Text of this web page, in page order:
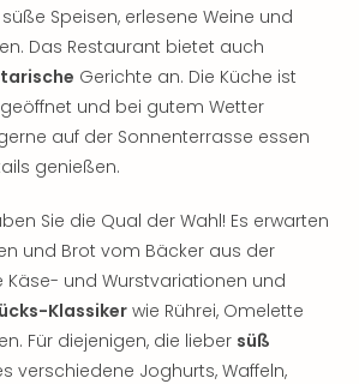
Speisen, erlesene Weine und
Das Restaurant bietet auch
Gerichte an. Die Küche ist
und bei gutem Wetter
auf der Sonnenterrasse essen
genießen.
Sie die Qual der Wahl! Es erwarten
und Brot vom Bäcker aus der
Käse- und Wurstvariationen und
Klassiker wie Rührei, Omelette
Für diejenigen, die lieber süß
verschiedene Joghurts, Waffeln,